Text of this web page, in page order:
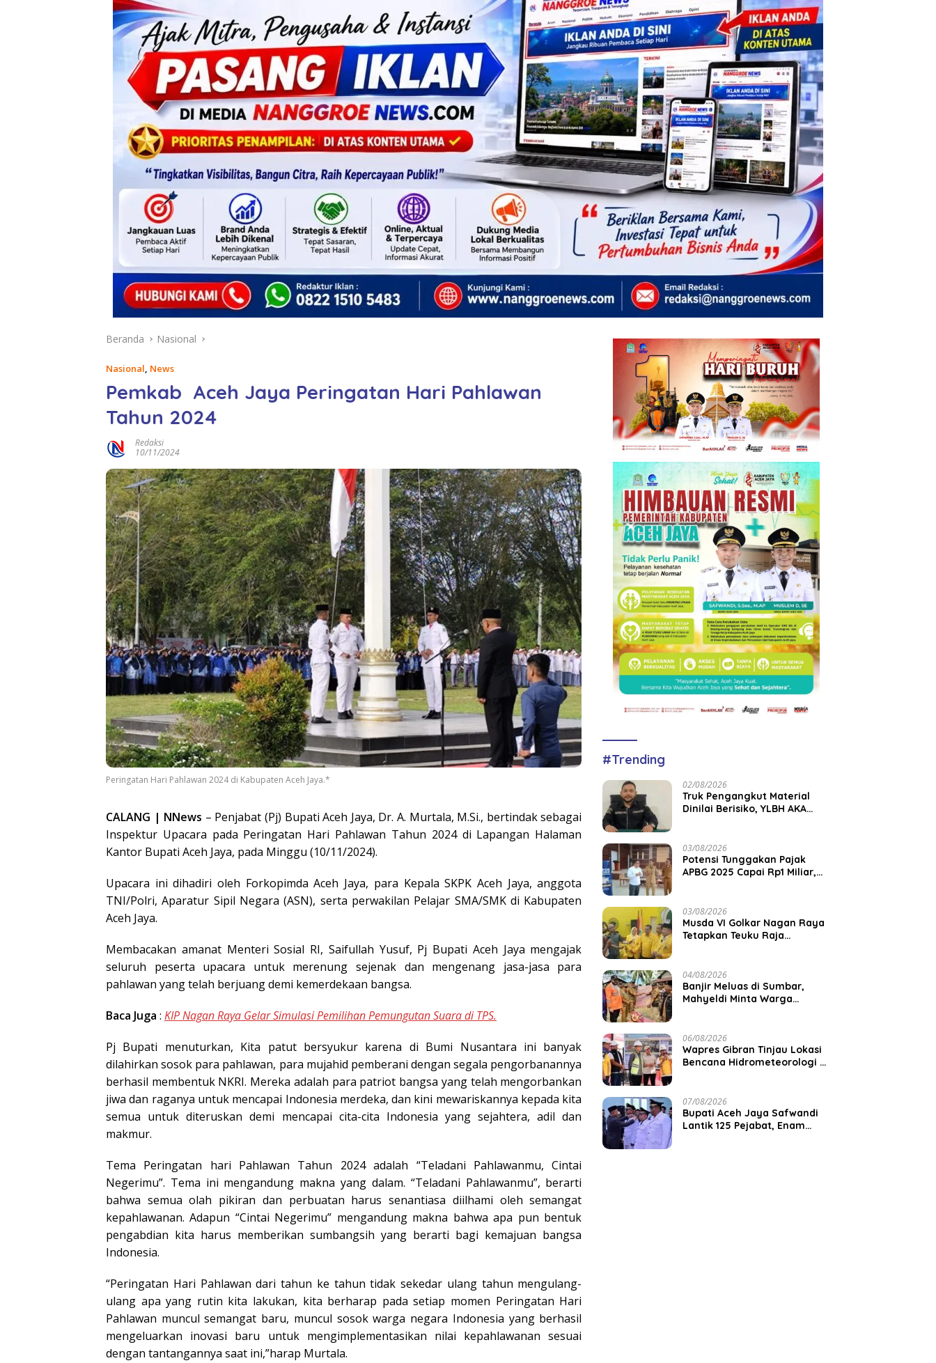
Beranda Nasional
Nasional, News
Pemkab Aceh Jaya Peringatan Hari Pahlawan
Tahun 2024
Redaksi
10/11/2024
Peringatan Hari Pahlawan 2024 di Kabupaten Aceh Jaya.*
CALANG | NNews – Penjabat (Pj) Bupati Aceh Jaya, Dr. A. Murtala, M.Si., bertindak sebagai
Inspektur Upacara pada Peringatan Hari Pahlawan Tahun 2024 di Lapangan Halaman
Kantor Bupati Aceh Jaya, pada Minggu (10/11/2024).
Upacara ini dihadiri oleh Forkopimda Aceh Jaya, para Kepala SKPK Aceh Jaya, anggota
TNI/Polri, Aparatur Sipil Negara (ASN), serta perwakilan Pelajar SMA/SMK di Kabupaten
Aceh Jaya.
Membacakan amanat Menteri Sosial RI, Saifullah Yusuf, Pj Bupati Aceh Jaya mengajak
seluruh peserta upacara untuk merenung sejenak dan mengenang jasa-jasa para
pahlawan yang telah berjuang demi kemerdekaan bangsa.
Baca Juga : KIP Nagan Raya Gelar Simulasi Pemilihan Pemungutan Suara di TPS.
Pj Bupati menuturkan, Kita patut bersyukur karena di Bumi Nusantara ini banyak
dilahirkan sosok para pahlawan, para mujahid pemberani dengan segala pengorbanannya
berhasil membentuk NKRI. Mereka adalah para patriot bangsa yang telah mengorbankan
jiwa dan raganya untuk mencapai Indonesia merdeka, dan kini mewariskannya kepada kita
semua untuk diteruskan demi mencapai cita-cita Indonesia yang sejahtera, adil dan
makmur.
Tema Peringatan hari Pahlawan Tahun 2024 adalah “Teladani Pahlawanmu, Cintai
Negerimu”. Tema ini mengandung makna yang dalam. “Teladani Pahlawanmu”, berarti
bahwa semua olah pikiran dan perbuatan harus senantiasa diilhami oleh semangat
kepahlawanan. Adapun “Cintai Negerimu” mengandung makna bahwa apa pun bentuk
pengabdian kita harus memberikan sumbangsih yang berarti bagi kemajuan bangsa
Indonesia.
“Peringatan Hari Pahlawan dari tahun ke tahun tidak sekedar ulang tahun mengulang-
ulang apa yang rutin kita lakukan, kita berharap pada setiap momen Peringatan Hari
Pahlawan muncul semangat baru, muncul sosok warga negara Indonesia yang berhasil
mengeluarkan inovasi baru untuk mengimplementasikan nilai kepahlawanan sesuai
dengan tantangannya saat ini,”harap Murtala.
#Trending
02/08/2026
Truk Pengangkut Material
Dinilai Berisiko, YLBH AKA
03/08/2026
Potensi Tunggakan Pajak
APBG 2025 Capai Rp1 Miliar,
03/08/2026
Musda VI Golkar Nagan Raya
Tetapkan Teuku Raja
04/08/2026
Banjir Meluas di Sumbar,
Mahyeldi Minta Warga
06/08/2026
Wapres Gibran Tinjau Lokasi
Bencana Hidrometeorologi di
07/08/2026
Bupati Aceh Jaya Safwandi
Lantik 125 Pejabat, Enam